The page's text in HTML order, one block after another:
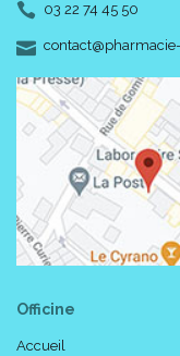
03 22 74 45 50
contact-
@-
Officine
Accueil